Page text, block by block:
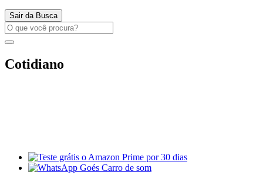
Sair da Busca
Cotidiano